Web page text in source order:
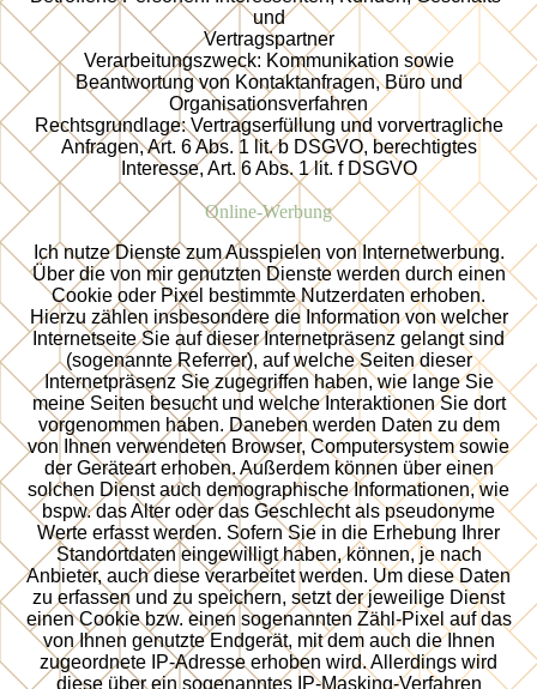
und
Vertragspartner
Verarbeitungszweck: Kommunikation sowie
Beantwortung von Kontaktanfragen, Büro und
Organisationsverfahren
Rechtsgrundlage: Vertragserfüllung und vorvertragliche
Anfragen, Art. 6 Abs. 1 lit. b DSGVO, berechtigtes
Interesse, Art. 6 Abs. 1 lit. f DSGVO
Online-Werbung
Ich nutze Dienste zum Ausspielen von Internetwerbung.
Über die von mir genutzten Dienste werden durch einen
Cookie oder Pixel bestimmte Nutzerdaten erhoben.
Hierzu zählen insbesondere die Information von welcher
Internetseite Sie auf dieser Internetpräsenz gelangt sind
(sogenannte Referrer), auf welche Seiten dieser
Internetpräsenz Sie zugegriffen haben, wie lange Sie
meine Seiten besucht und welche Interaktionen Sie dort
vorgenommen haben. Daneben werden Daten zu dem
von Ihnen verwendeten Browser, Computersystem sowie
der Geräteart erhoben. Außerdem können über einen
solchen Dienst auch demographische Informationen, wie
bspw. das Alter oder das Geschlecht als pseudonyme
Werte erfasst werden. Sofern Sie in die Erhebung Ihrer
Standortdaten eingewilligt haben, können, je nach
Anbieter, auch diese verarbeitet werden. Um diese Daten
zu erfassen und zu speichern, setzt der jeweilige Dienst
einen Cookie bzw. einen sogenannten Zähl-Pixel auf das
von Ihnen genutzte Endgerät, mit dem auch die Ihnen
zugeordnete IP-Adresse erhoben wird. Allerdings wird
diese über ein sogenanntes IP-Masking-Verfahren